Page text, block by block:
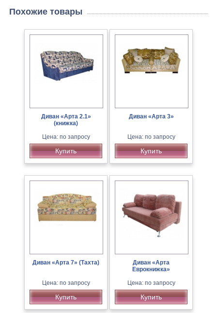
Похожие товары
Диван «Арта 2.1»
(книжка)
Цена: по запросу
Купить
Диван «Арта 3»
Цена: по запросу
Купить
Диван «Арта 7» (Тахта)
Цена: по запросу
Купить
Диван «Арта
Еврокнижка»
Цена: по запросу
Купить